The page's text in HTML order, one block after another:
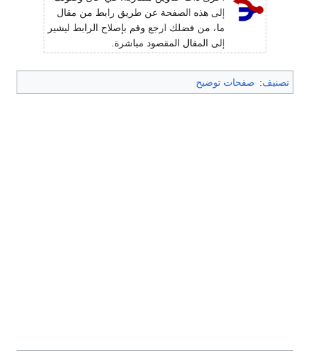
إلى هذه الصفحة عن طريق رابط من مقال
ما، من فضلك ارجع وقم بإصلاح الرابط ليشير
إلى المقال المقصود مباشرة.
تصنيف: صفحات توضيح